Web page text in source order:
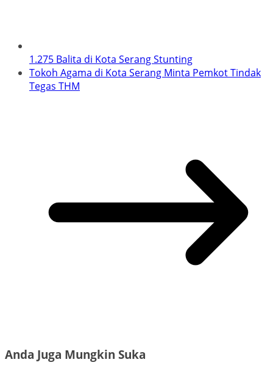
1.275 Balita di Kota Serang Stunting
Tokoh Agama di Kota Serang Minta Pemkot Tindak
Tegas THM
Anda Juga Mungkin Suka